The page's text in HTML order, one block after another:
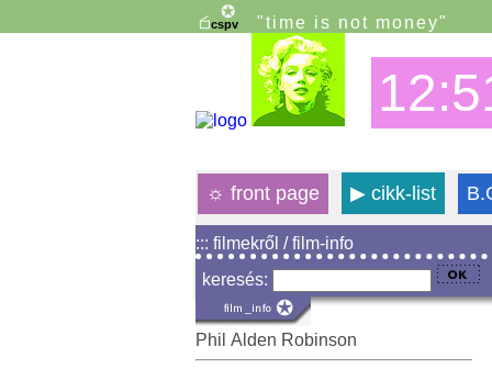
"time is not money"
☼ front page ▶cikk-list
::: filmekről / film-info
keresés:
Phil Alden Robinson